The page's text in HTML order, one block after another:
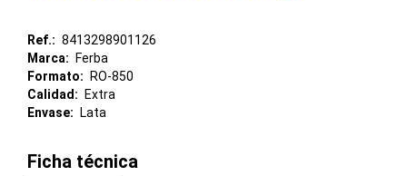
Ref.
8413298901126
Marca
Ferba
Formato
RO-850
Calidad
Extra
Envase
Lata
Ficha técnica